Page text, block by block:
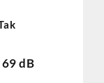
69 dB